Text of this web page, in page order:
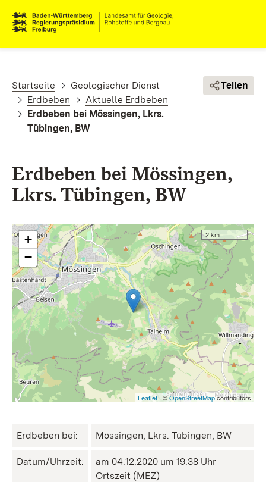
Pfadnavigation
Startseite
Geologischer Dienst
Erdbeben
Aktuelle Erdbeben
Erdbeben bei Mössingen, Lkrs.
Tübingen, BW
Teilen
Erdbeben bei Mössingen,
Lkrs. Tübingen, BW
+
−
2 km
Leaflet | ©OpenStreetMapcontributors
Erdbeben bei: Mössingen, Lkrs. Tübingen, BW
Datum/Uhrzeit:
am 04.12.2020 um 19:38 Uhr
Ortszeit (MEZ)